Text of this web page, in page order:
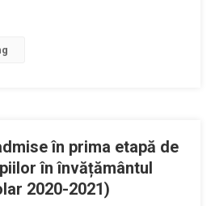
în prima etapă de
în învățământul
2020-2021)